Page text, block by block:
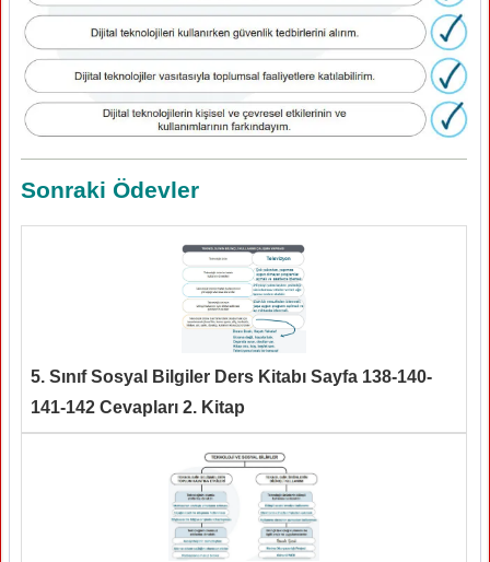
Sonraki Ödevler
5. Sınıf Sosyal Bilgiler Ders Kitabı Sayfa 138-140-
141-142 Cevapları 2. Kitap